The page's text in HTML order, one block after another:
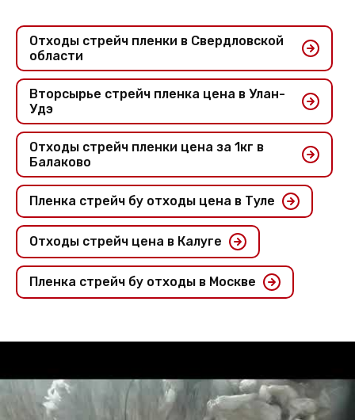
Отходы стрейч пленки в Свердловской
области
Вторсырье стрейч пленка цена в Улан-
Удэ
Отходы стрейч пленки цена за 1кг в
Балаково
Пленка стрейч бу отходы цена в Туле
Отходы стрейч цена в Калуге
Пленка стрейч бу отходы в Москве